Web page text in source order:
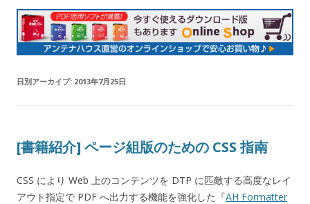
日別アーカイブ: 2013年7月25日
[書籍紹介] ページ組版のための CSS 指南
CSS により Web 上のコンテンツを DTP に匹敵する高度なレイ
アウト指定で PDF へ出力する機能を強化した『AH Formatter